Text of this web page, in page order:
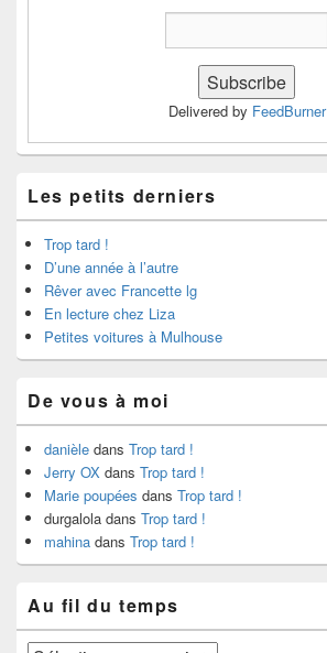
Delivered by FeedBurner
Les petits derniers
Trop tard !
D’une année à l’autre
Rêver avec Francette lg
En lecture chez Liza
Petites voitures à Mulhouse
De vous à moi
danièle dans Trop tard !
Jerry OX dans Trop tard !
Marie poupées dans Trop tard !
durgalola dans Trop tard !
mahina dans Trop tard !
Au fil du temps